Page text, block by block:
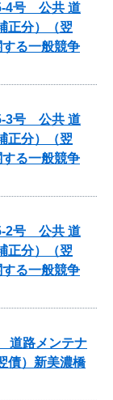
4号 公共 道
正分）（翌
る一般競争
3号 公共 道
正分）（翌
る一般競争
2号 公共 道
正分）（翌
る一般競争
道路メンテナ
債）新美濃橋